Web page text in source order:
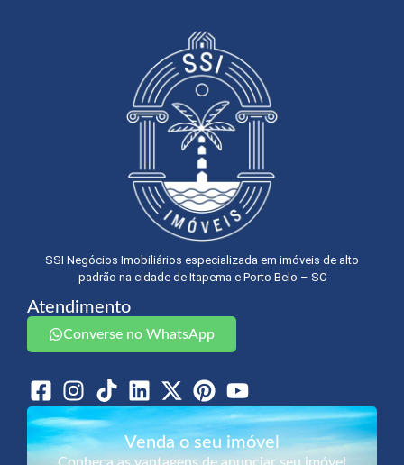
SSI Negócios Imobiliários especializada em imóveis de alto
padrão na cidade de Itapema e Porto Belo – SC
Atendimento
Converse no WhatsApp
Venda o seu imóvel